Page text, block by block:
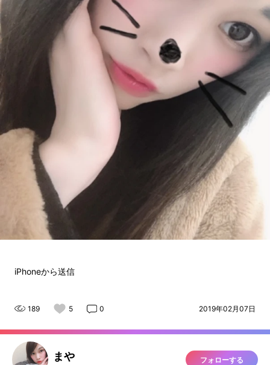
iPhoneから送信
189 5 0 2019年02月07日
まや フォローする